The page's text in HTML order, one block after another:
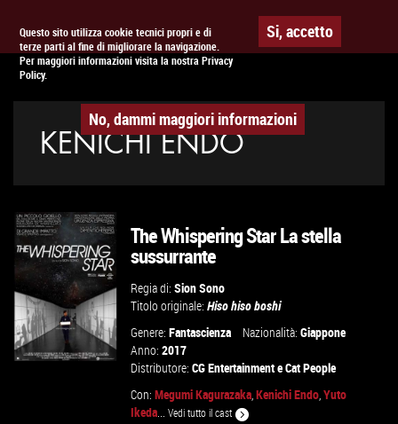
Questo sito utilizza cookie tecnici propri e di
terze parti al fine di migliorare la navigazione.
Per maggiori informazioni visita la nostra Privacy
Policy.
Si, accetto
No, dammi maggiori informazioni
APPUNTAMENTO AL CINEMA
KENICHI ENDO
The Whispering Star La stella
sussurrante
Regia di:Sion Sono
Titolo originale:Hiso hiso boshi
Genere:Fantascienza Nazionalità:Giappone
Anno:2017
Distributore:CG EntertainmenteCat People
Con:Megumi Kagurazaka,Kenichi Endo,Yuto
Ikeda...Vedi tutto il cast